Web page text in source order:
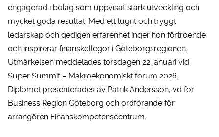
engagerad i bolag som uppvisat stark utveckling och
mycket goda resultat. Med ett lugnt och tryggt
ledarskap och gedigen erfarenhet inger hon förtroende
och inspirerar finanskollegor i Göteborgsregionen.
Utmärkelsen meddelades torsdagen 22 januari vid
Super Summit – Makroekonomiskt forum 2026.
Diplomet presenterades av Patrik Andersson, vd för
Business Region Göteborg och ordförande för
arrangören Finanskompetenscentrum.